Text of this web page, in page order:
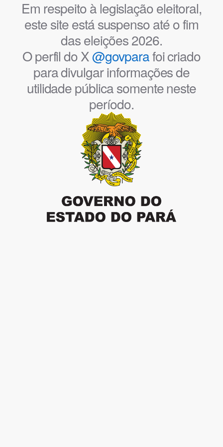
Em respeito à legislação eleitoral,
este site está suspenso até o fim
das eleições 2026.
O perfil do X@govparafoi criado
para divulgar informações de
utilidade pública somente neste
período.